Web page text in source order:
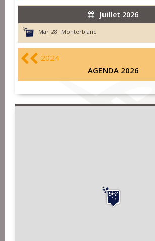
Juillet 2026
Mar 28 : Monterblanc
2024
AGENDA 2026